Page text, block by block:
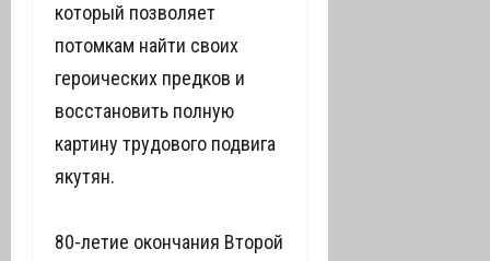
который позволяет
потомкам найти своих
героических предков и
восстановить полную
картину трудового подвига
якутян.
80-летие окончания Второй